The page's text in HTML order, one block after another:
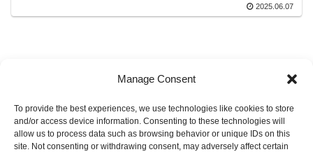
Manage Consent
To provide the best experiences, we use technologies like cookies to store
and/or access device information. Consenting to these technologies will
allow us to process data such as browsing behavior or unique IDs on this
site. Not consenting or withdrawing consent, may adversely affect certain
2025.06.07